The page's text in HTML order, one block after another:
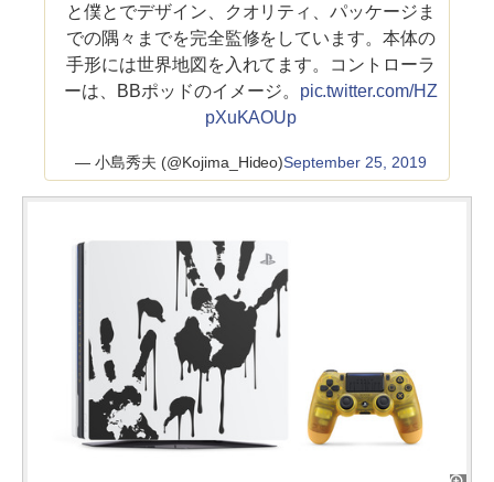
と僕とでデザイン、クオリティ、パッケージま
での隅々までを完全監修をしています。本体の
手形には世界地図を入れてます。コントローラ
ーは、BBポッドのイメージ。 pic.twitter.com/HZ
pXuKAOUp
— 小島秀夫 (@Kojima_Hideo)September 25, 2019